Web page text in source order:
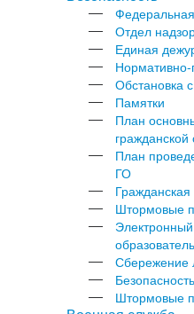
Отдел
Единая
Обстановка
Памятки
План
План
ГО
Штормовые
Сбережение
Штормовые